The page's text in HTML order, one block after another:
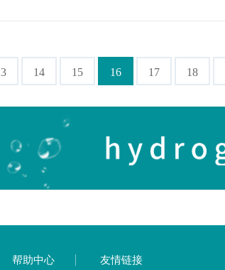
14 15 16 17 18
帮助中心 友情链接